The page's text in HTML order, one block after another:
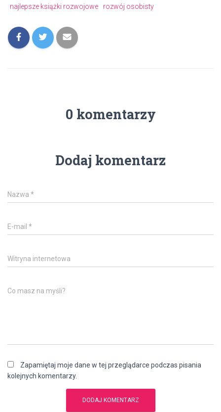
najlepsze książki rozwojowe rozwój osobisty
0 komentarzy
Dodaj komentarz
Nazwa *
E-mail *
Witryna internetowa
Co masz na myśli?
Zapamiętaj moje dane w tej przeglądarce podczas pisania
kolejnych komentarzy.